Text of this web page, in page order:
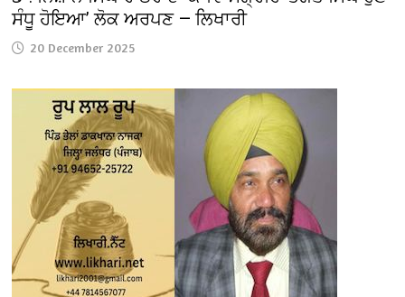
ਸੰਧੂ ਹੋਇਆ’ ਲੋਕ ਅਰਪਣ — ਲਿਖਾਰੀ
20 December 2025